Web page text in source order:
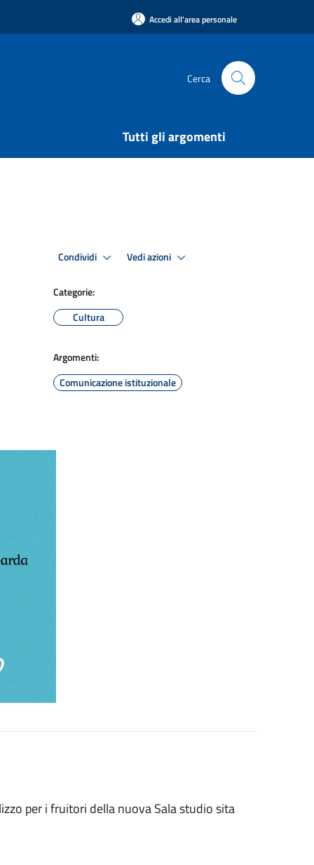
Accedi all'area personale
Cerca
Tutti gli argomenti
Condividi Vedi azioni
Categorie:
Cultura
Argomenti:
Comunicazione istituzionale
per i fruitori della nuova Sala studio sita